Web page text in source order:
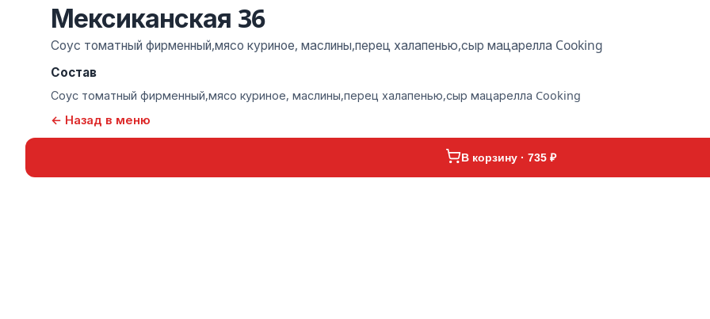
Мексиканская 36
Соус томатный фирменный,мясо куриное, маслины,перец халапенью,сыр мацарелла Cooking
Состав
Соус томатный фирменный,мясо куриное, маслины,перец халапенью,сыр мацарелла Cooking
← Назад в меню
В корзину · 735 ₽